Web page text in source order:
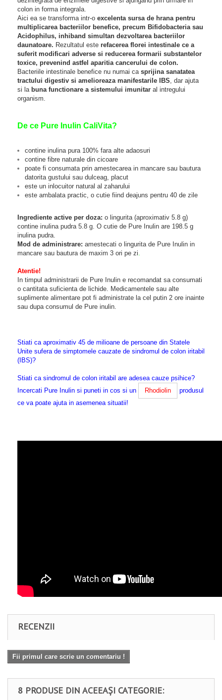
colon in forma integrala.
Aici ea se transforma intr-o excelenta sursa de hrana pentru
multiplicarea bacteriilor benefice, precum Bifidobacteria sau
Acidophilus, inhiband simultan dezvoltarea bacteriilor
daunatoare. Rezultatul este refacerea florei intestinale ce a
suferit modificari adverse si reducerea formarii substantelor
toxice, prevenind astfel aparitia cancerului de colon.
Bacteriile intestinale benefice nu numai ca sprijina sanatatea
tractului digestiv si amelioreaza manifestarile IBS, dar ajuta
si la buna functionare a sistemului imunitar al intregului
organism.
De ce Pure Inulin CaliVita?
contine inulina pura 100% fara alte adaosuri
contine fibre naturale din cicoare
poate fi consumata prin amestecarea in mancare sau bautura
datorita gustului sau dulceag, placut
este un inlocuitor natural al zaharului
este ambalata practic, o cutie fiind deajuns pentru 40 de zile
Ingrediente active per doza: o lingurita (aproximativ 5.8 g)
contine inulina pudra 5.8 g. O cutie de Pure Inulin are 198.5 g
inulina pudra.
Mod de administrare: amestecati o lingurita de Pure Inulin in
mancare sau bautura de maxim 3 ori pe zi.
Atentie!
In timpul administrarii de Pure Inulin e recomandat sa consumati
o cantitata suficienta de lichide. Medicamentele sau alte
suplimente alimentare pot fi administrate la cel putin 2 ore inainte
sau dupa consumul de Pure inulin.
Stiati ca aproximativ 45 de milioane de persoane din Statele
Unite sufera de simptomele cauzate de sindromul de colon iritabil
(IBS)?
Stiati ca sindromul de colon iritabil are adesea cauze psihice?
Incercati Pure Inulin si puneti in cos si un
Rhodiolin
produsul
ce va poate ajuta in asemenea situatii!
RECENZII
Fii primul care scrie un comentariu !
8 PRODUSE DIN ACEEAȘI CATEGORIE: